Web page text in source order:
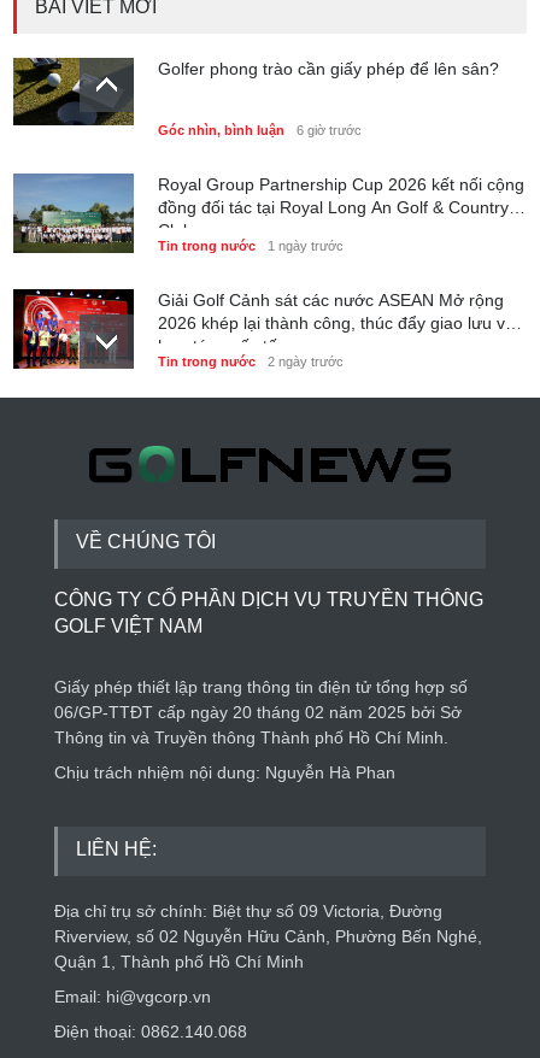
BÀI VIẾT MỚI
Golfer phong trào cần giấy phép để lên sân?
Góc nhìn, bình luận 6 giờ trước
Royal Group Partnership Cup 2026 kết nối cộng
đồng đối tác tại Royal Long An Golf & Country
Club
Tin trong nước 1 ngày trước
Giải Golf Cảnh sát các nước ASEAN Mở rộng
2026 khép lại thành công, thúc đẩy giao lưu và
hợp tác quốc tế
Tin trong nước 2 ngày trước
Phong cách sống 2 ngày trước
VỀ CHÚNG TÔI
CÔNG TY CỔ PHẦN DỊCH VỤ TRUYỀN THÔNG
GOLF VIỆT NAM
Giấy phép thiết lập trang thông tin điện tử tổng hợp số
06/GP-TTĐT cấp ngày 20 tháng 02 năm 2025 bởi Sở
Thông tin và Truyền thông Thành phố Hồ Chí Minh.
Chịu trách nhiệm nội dung: Nguyễn Hà Phan
LIÊN HỆ:
Địa chỉ trụ sở chính: Biệt thự số 09 Victoria, Đường
Riverview, số 02 Nguyễn Hữu Cảnh, Phường Bến Nghé,
Quận 1, Thành phố Hồ Chí Minh
Email: hi@vgcorp.vn
Điện thoại: 0862.140.068